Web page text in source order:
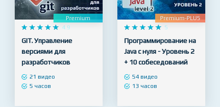
NEW
Premium
    
     4.9
GIT. Управление
версиями для
разработчиков
NEW
Premium-PLUS
    
     5
Программирование на
Java с нуля - Уровень 2
+ 10 собеседований